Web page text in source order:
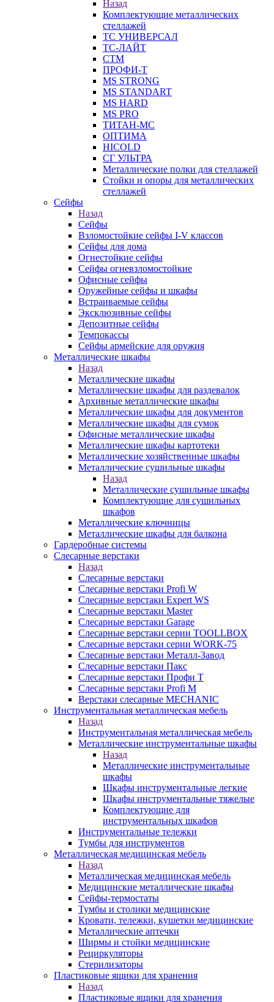
Назад
Комплектующие металлических
стеллажей
ТС УНИВЕРСАЛ
ТС-ЛАЙТ
СТМ
ПРОФИ-Т
MS STRONG
MS STANDART
MS HARD
MS PRO
ТИТАН-МС
ОПТИМА
HICOLD
СГ УЛЬТРА
Металлические полки для стеллажей
Стойки и опоры для металлических
стеллажей
Сейфы
Назад
Сейфы
Взломостойкие сейфы I-V классов
Сейфы для дома
Огнестойкие сейфы
Сейфы огневзломостойкие
Офисные сейфы
Оружейные сейфы и шкафы
Встраиваемые сейфы
Эксклюзивные сейфы
Депозитные сейфы
Темпокассы
Сейфы армейские для оружия
Металлические шкафы
Назад
Металлические шкафы
Металлические шкафы для раздевалок
Архивные металлические шкафы
Металлические шкафы для документов
Металлические шкафы для сумок
Офисные металлические шкафы
Металлические шкафы картотеки
Металлические хозяйственные шкафы
Металлические сушильные шкафы
Назад
Металлические сушильные шкафы
Комплектующие для сушильных
шкафов
Металлические ключницы
Металлические шкафы для балкона
Гардеробные системы
Слесарные верстаки
Назад
Слесарные верстаки
Слесарные верстаки Profi W
Слесарные верстаки Expert WS
Слесарные верстаки Master
Слесарные верстаки Garage
Слесарные верстаки серии TOOLLBOX
Слесарные верстаки серии WORK-75
Слесарные верстаки Металл-Завод
Слесарные верстаки Пакс
Слесарные верстаки Профи Т
Слесарные верстаки Profi M
Верстаки слесарные MECHANIC
Инструментальная металлическая мебель
Назад
Инструментальная металлическая мебель
Металлические инструментальные шкафы
Назад
Металлические инструментальные
шкафы
Шкафы инструментальные легкие
Шкафы инструментальные тяжелые
Комплектующие для
инструментальных шкафов
Инструментальные тележки
Тумбы для инструментов
Металлическая медицинская мебель
Назад
Металлическая медицинская мебель
Медицинские металлические шкафы
Сейфы-термостаты
Тумбы и столики медицинские
Кровати, тележки, кушетки медицинские
Металлические аптечки
Ширмы и стойки медицинские
Рециркуляторы
Стерилизаторы
Пластиковые ящики для хранения
Назад
Пластиковые ящики для хранения